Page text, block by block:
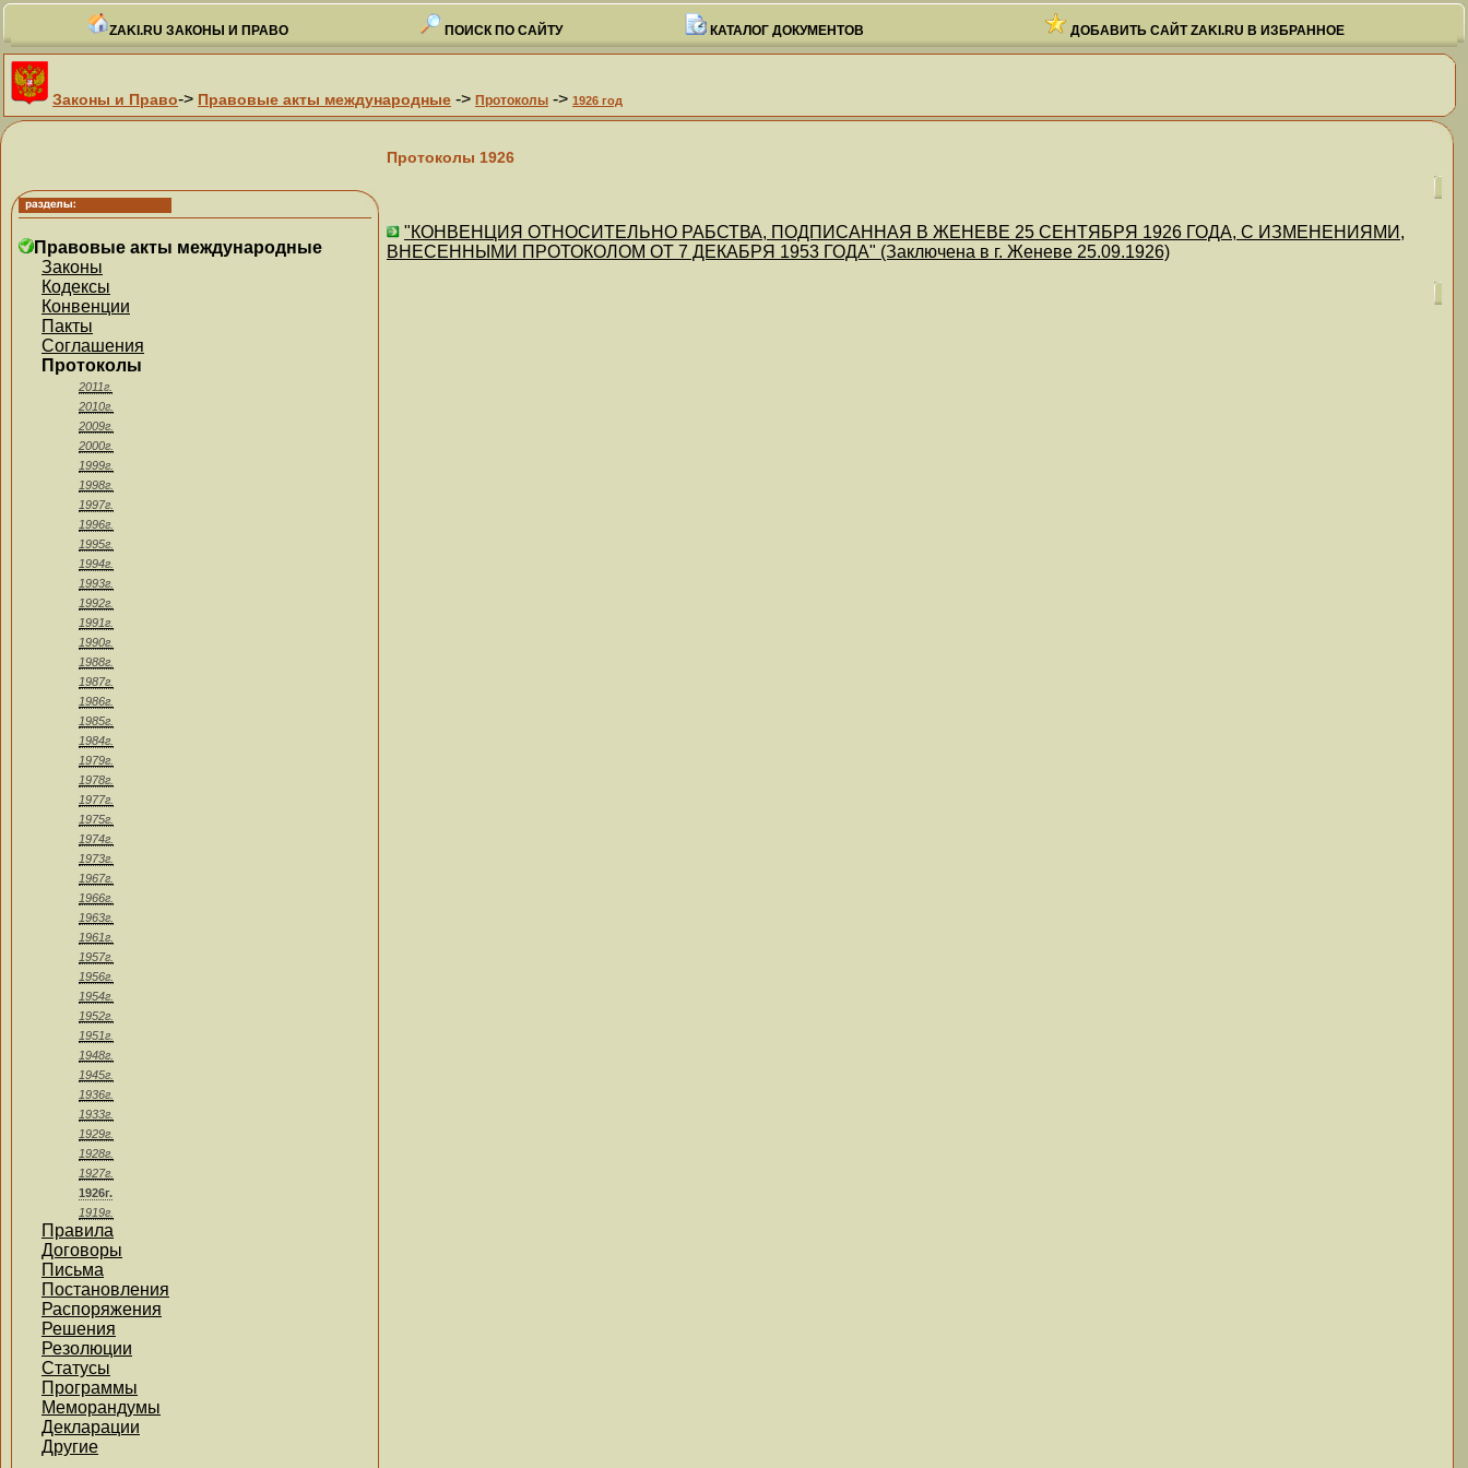
ZAKI.RU ЗАКОНЫ И ПРАВО ПОИСК ПО САЙТУ КАТАЛОГ ДОКУМЕНТОВ ДОБАВИТЬ САЙТ ZAKI.RU В ИЗБРАННОЕ
Законы и Право-> Правовые акты международные -> Протоколы -> 1926 год
Правовые акты международные
Законы
Кодексы
Конвенции
Пакты
Соглашения
Протоколы
2011г.
2010г.
2009г.
2000г.
1999г.
1998г.
1997г.
1996г.
1995г.
1994г.
1993г.
1992г.
1991г.
1990г.
1988г.
1987г.
1986г.
1985г.
1984г.
1979г.
1978г.
1977г.
1975г.
1974г.
1973г.
1967г.
1966г.
1963г.
1961г.
1957г.
1956г.
1954г.
1952г.
1951г.
1948г.
1945г.
1936г.
1933г.
1929г.
1928г.
1927г.
1926г.
1919г.
Правила
Договоры
Письма
Постановления
Распоряжения
Решения
Резолюции
Статусы
Программы
Меморандумы
Декларации
Другие
Протоколы 1926
"КОНВЕНЦИЯ ОТНОСИТЕЛЬНО РАБСТВА, ПОДПИСАННАЯ В ЖЕНЕВЕ 25 СЕНТЯБРЯ 1926 ГОДА, С ИЗМЕНЕНИЯМИ,
ВНЕСЕННЫМИ ПРОТОКОЛОМ ОТ 7 ДЕКАБРЯ 1953 ГОДА" (Заключена в г. Женеве 25.09.1926)